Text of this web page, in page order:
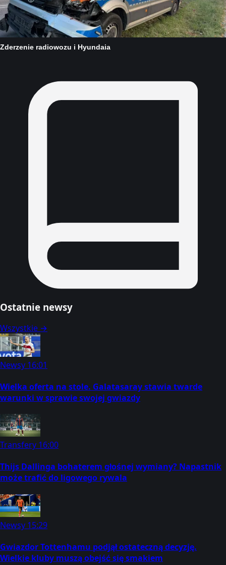
Ostatnie newsy
Wszystkie →
Newsy 16:01
Wielka oferta na stole. Galatasaray stawia twarde
warunki w sprawie swojej gwiazdy
Transfery 16:00
Thijs Dallinga bohaterem głośnej wymiany? Napastnik
może trafić do ligowego rywala
Newsy 15:29
Gwiazdor Tottenhamu podjął ostateczną decyzję.
Wielkie kluby muszą obejść się smakiem